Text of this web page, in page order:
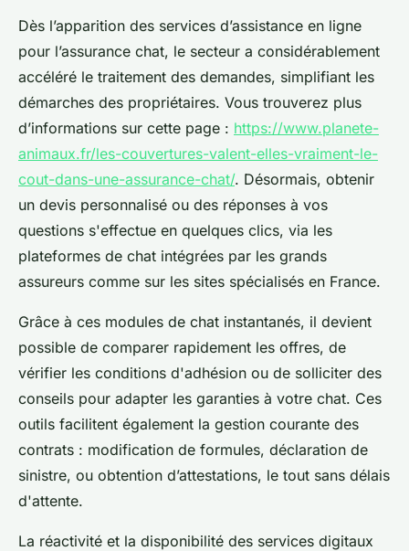
Dès l’apparition des services d’assistance en ligne
pour l’assurance chat, le secteur a considérablement
accéléré le traitement des demandes, simplifiant les
démarches des propriétaires. Vous trouverez plus
d’informations sur cette page : https://www.planete-
animaux.fr/les-couvertures-valent-elles-vraiment-le-
cout-dans-une-assurance-chat/. Désormais, obtenir
un devis personnalisé ou des réponses à vos
questions s'effectue en quelques clics, via les
plateformes de chat intégrées par les grands
assureurs comme sur les sites spécialisés en France.
Grâce à ces modules de chat instantanés, il devient
possible de comparer rapidement les offres, de
vérifier les conditions d'adhésion ou de solliciter des
conseils pour adapter les garanties à votre chat. Ces
outils facilitent également la gestion courante des
contrats : modification de formules, déclaration de
sinistre, ou obtention d’attestations, le tout sans délais
d'attente.
La réactivité et la disponibilité des services digitaux